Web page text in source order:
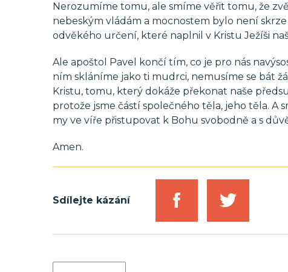
Nerozumíme tomu, ale smíme věřit tomu, že
nebeským vládám a mocnostem bylo není
odvěkého určení, které naplnil v Kristu Ježíši
Ale apoštol Pavel končí tím, co je pro nás
ním skláníme jako ti mudrci, nemusíme se bát
Kristu, tomu, který dokáže překonat naše
protože jsme částí společného těla, jeho těla. A
my ve víře přistupovat k Bohu svobodně a s
Amen.
Sdílejte kázání